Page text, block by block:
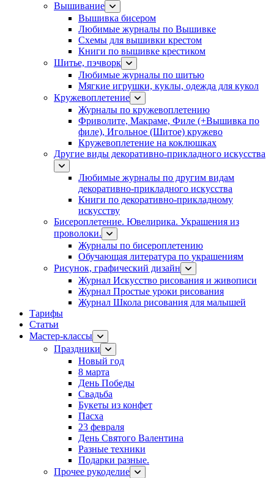
Вышивание
Вышивка бисером
Любимые журналы по Вышивке
Схемы для вышивки крестом
Книги по вышивке крестиком
Шитье, пэчворк
Любимые журналы по шитью
Мягкие игрушки, куклы, одежда для кукол
Кружевоплетение
Журналы по кружевоплетению
Фриволите, Макраме, Филе (+Вышивка по
филе), Игольное (Шитое) кружево
Кружевоплетение на коклюшках
Другие виды декоративно-прикладного искусства
Любимые журналы по другим видам
декоративно-прикладного искусства
Книги по декоративно-прикладному
искусству
Бисероплетение. Ювелирика. Украшения из
проволоки.
Журналы по бисероплетению
Обучающая литература по украшениям
Рисунок, графический дизайн
Журнал Искусство рисования и живописи
Журнал Простые уроки рисования
Журнал Школа рисования для малышей
Тарифы
Статьи
Мастер-классы
Праздники
Новый год
8 марта
День Победы
Свадьба
Букеты из конфет
Пасха
23 февраля
День Святого Валентина
Разные техники
Подарки разные.
Прочее рукоделие